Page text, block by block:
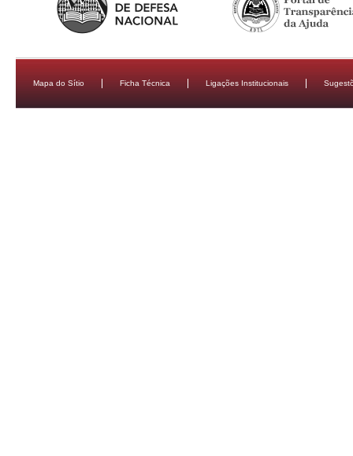
Mapa do Sítio Ficha Técnica Ligações Institucionais